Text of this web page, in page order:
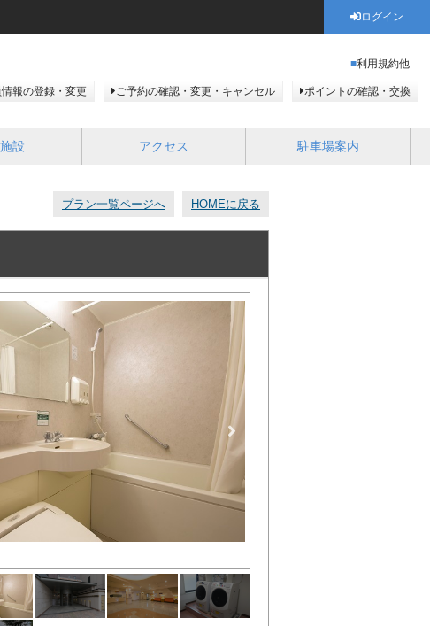
ログイン
利用規約他
報の登録・変更 ご予約の確認・変更・キャンセル ポイントの確認・交換
設 アクセス 駐車場案内
プラン一覧ページへ HOMEに戻る